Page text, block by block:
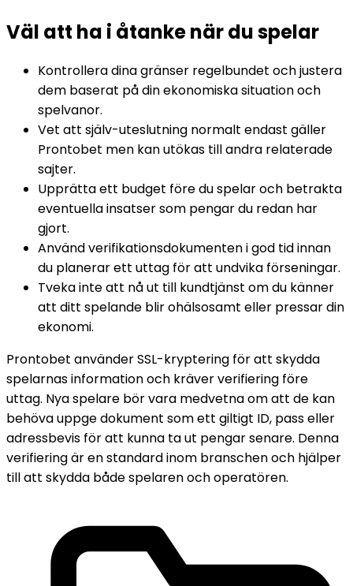
Väl att ha i åtanke när du spelar
Kontrollera dina gränser regelbundet och justera
dem baserat på din ekonomiska situation och
spelvanor.
Vet att själv-uteslutning normalt endast gäller
Prontobet men kan utökas till andra relaterade
sajter.
Upprätta ett budget före du spelar och betrakta
eventuella insatser som pengar du redan har
gjort.
Använd verifikationsdokumenten i god tid innan
du planerar ett uttag för att undvika förseningar.
Tveka inte att nå ut till kundtjänst om du känner
att ditt spelande blir ohälsosamt eller pressar din
ekonomi.
Prontobet använder SSL-kryptering för att skydda
spelarnas information och kräver verifiering före
uttag. Nya spelare bör vara medvetna om att de kan
behöva uppge dokument som ett giltigt ID, pass eller
adressbevis för att kunna ta ut pengar senare. Denna
verifiering är en standard inom branschen och hjälper
till att skydda både spelaren och operatören.